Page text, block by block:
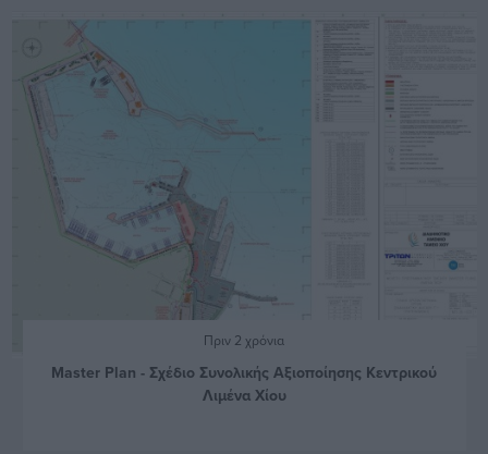
Πριν 2 χρόνια
Master Plan - Σχέδιο Συνολικής Αξιοποίησης Κεντρικού
Λιμένα Χίου